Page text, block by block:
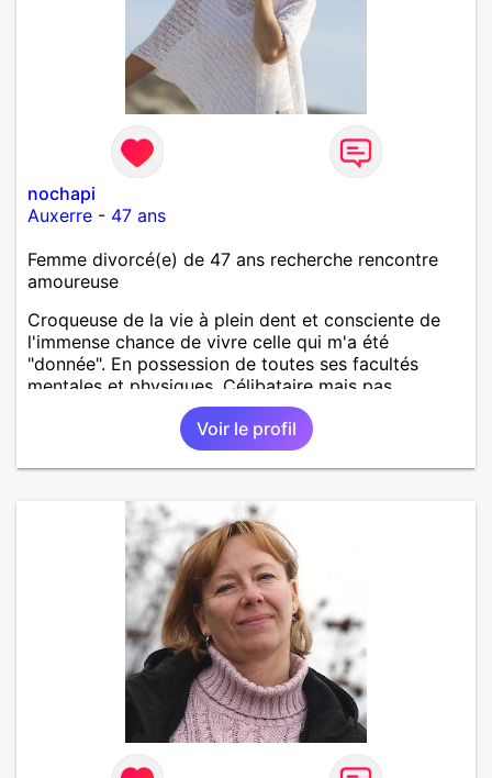
nochapi
Auxerre - 47 ans
Femme divorcé(e) de 47 ans recherche rencontre
amoureuse
Croqueuse de la vie à plein dent et consciente de
l'immense chance de vivre celle qui m'a été
"donnée". En possession de toutes ses facultés
mentales et physiques. Célibataire mais pas
solitaire, je mène une vie bien remplie. Je ne suis
pas sur ce site par dépit, ni en tant que
représentatrice de la Femme Divorcée Mal dans sa
peau. A bientôt.
Voir le profil